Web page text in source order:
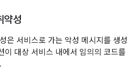
약성
은 서비스로 가는 악성 메시지를 생성
이 대상 서비스 내에서 임의의 코드를